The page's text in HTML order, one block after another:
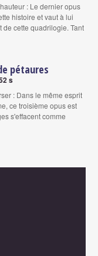
: Le dernier opus
histoire et vaut à lui
de cette quadrilogie. Tant
pétaures
s
: Dans le même esprit
ce troisième opus est
s'effacent comme